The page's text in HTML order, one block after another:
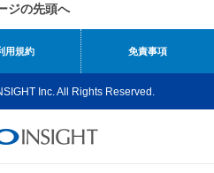
ジの先頭へ
用規約 免責事項
Inc. All Rights Reserved.